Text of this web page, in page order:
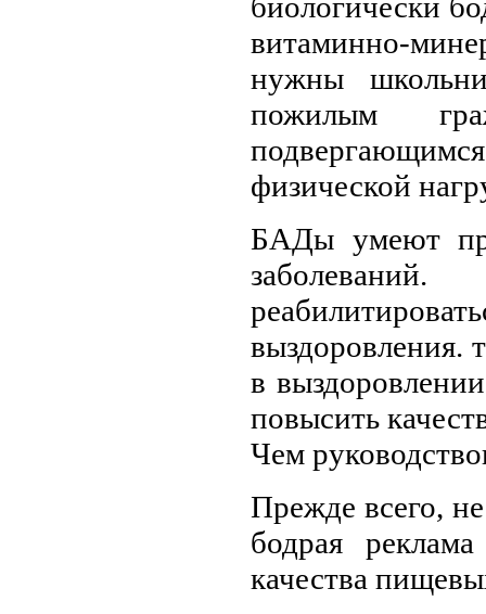
витаминно-
нужны
пожилым
физической
БАДы умеют
выздоровления.
в
повысить
Чем
Прежде всего,
бодрая
качества